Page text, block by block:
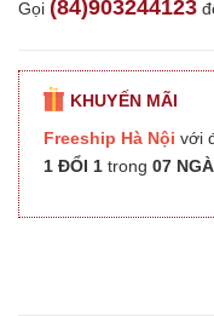
Gọi (84)903244123
KHUYẾN MÃI
Freeship Hà Nội với
1 ĐỔI 1 trong 07